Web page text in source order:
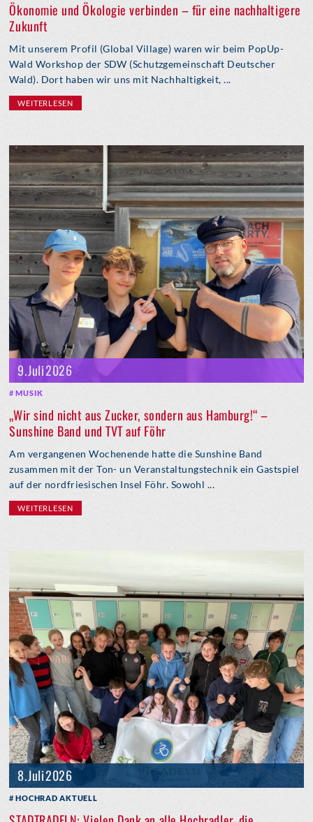
Ökonomie und Ökologie verbinden – für eine nachhaltigere
Zukunft
Mit unserem Profil (Global Village) waren wir beim PopUp-
Wald Workshop der SDW (Schutzgemeinschaft Deutscher
Wald). Dort haben wir uns mit Nachhaltigkeit, ...
WEITERLESEN
9. Juli 2026
MUSIK
„Wir sind nicht aus Zucker, sondern aus Hamburg!“ –
Sunshine Band und TVT auf Föhr
Am vergangenen Wochenende hatte die Sunshine Band
zusammen mit der Ton- un Veranstaltungstechnik ein Gastspiel
auf der nordfriesischen Insel Föhr. Sowohl ...
WEITERLESEN
8. Juli 2026
HOCHRAD AKTUELL